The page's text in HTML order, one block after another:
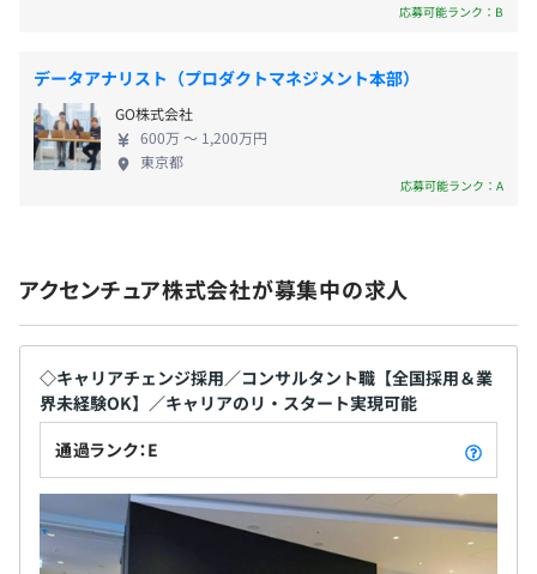
応募可能ランク：B
データアナリスト（プロダクトマネジメント本部）
GO株式会社
600万 〜 1,200万円
東京都
応募可能ランク：A
アクセンチュア株式会社が募集中の求人
◇キャリアチェンジ採用／コンサルタント職【全国採用＆業
界未経験OK】／キャリアのリ・スタート実現可能
通過ランク：E